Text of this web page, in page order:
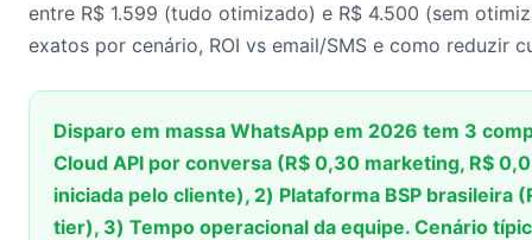
entre R$ 1.599 (tudo otimizado) e R$ 4.500 (sem
exatos por cenário, ROI vs email/SMS e como reduzir
Disparo em massa WhatsApp em 2026 tem 3
Cloud API por conversa (R$ 0,30 marketing, R$
iniciada pelo cliente), 2) Plataforma BSP brasileira
tier), 3) Tempo operacional da equipe. Cenário